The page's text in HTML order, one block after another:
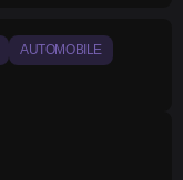
AUTOMOBILE